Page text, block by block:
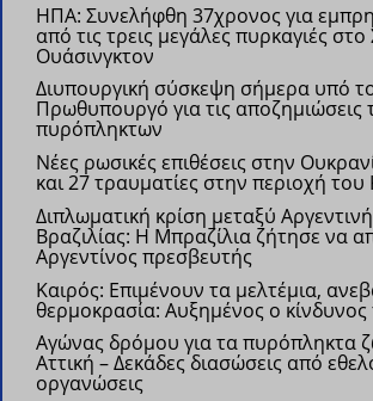
ΗΠΑ: Συνελήφθη 37χρονος για
από τις τρεις μεγάλες πυρκαγιές στο
Ουάσινγκτον
Διυπουργική σύσκεψη σήμερα υπό
Πρωθυπουργό για τις αποζημιώσεις
πυρόπληκτων
Νέες ρωσικές επιθέσεις στην
και 27 τραυματίες στην περιοχή του
Διπλωματική κρίση μεταξύ
Βραζιλίας: Η Μπραζίλια ζήτησε να
Αργεντίνος πρεσβευτής
Kαιρός: Επιμένουν τα μελτέμια,
θερμοκρασία: Αυξημένος ο
Αγώνας δρόμου για τα πυρόπληκτα
Αττική – Δεκάδες διασώσεις από
οργανώσεις